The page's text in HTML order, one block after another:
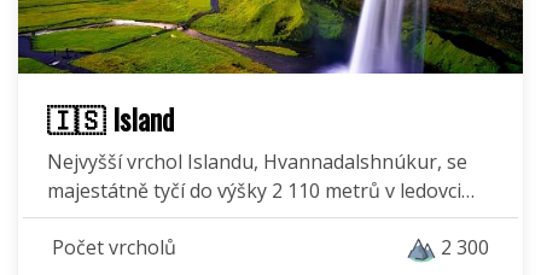
🇮🇸 Island
Nejvyšší vrchol Islandu, Hvannadalshnúkur, se
majestátně tyčí do výšky 2 110 metrů v ledovci…
Počet vrcholů 2 300